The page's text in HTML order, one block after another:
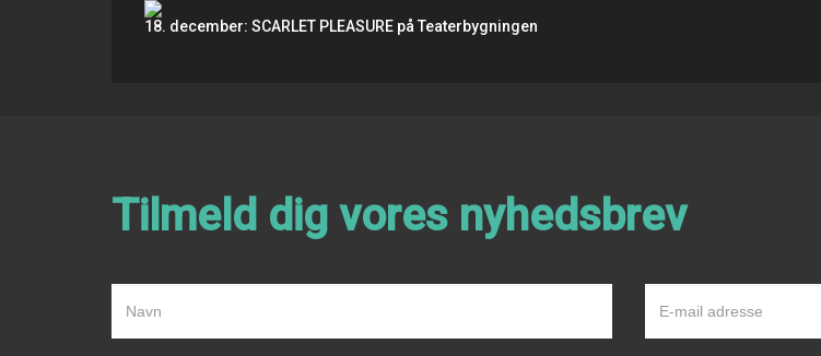
18. december: SCARLET PLEASURE på Teaterbygningen
Tilmeld dig vores nyhedsbrev